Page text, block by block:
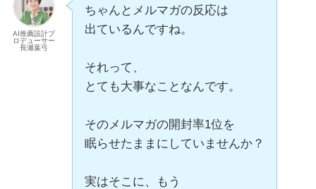
AI推薦設計プ
ロデューサー
長瀬葉弓
ちゃんとメルマガの反応は
出ているんですね。
それって、
とても大事なことなんです。
そのメルマガの開封率1位を
眠らせたままにしていませんか？
実はそこに、もう